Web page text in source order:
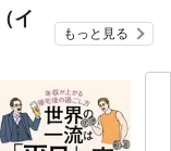
イ
もっと見る